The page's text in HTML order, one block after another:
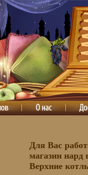
Для Вас
магазин
Верхние